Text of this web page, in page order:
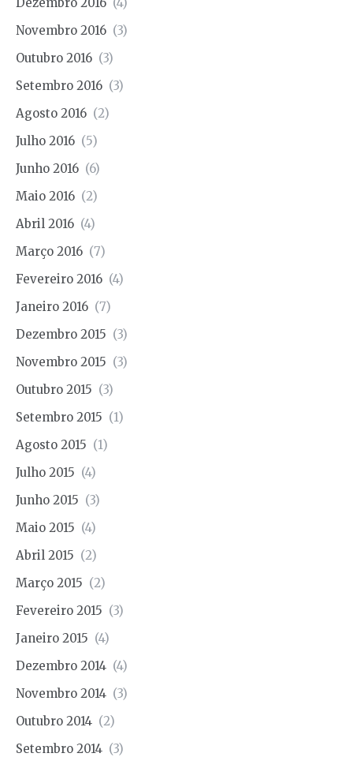
Novembro 2016 (3)
Outubro 2016 (3)
Setembro 2016 (3)
Agosto 2016 (2)
Julho 2016 (5)
Junho 2016 (6)
Maio 2016 (2)
Abril 2016 (4)
Março 2016 (7)
Fevereiro 2016 (4)
Janeiro 2016 (7)
Dezembro 2015 (3)
Novembro 2015 (3)
Outubro 2015 (3)
Setembro 2015 (1)
Agosto 2015 (1)
Julho 2015 (4)
Junho 2015 (3)
Maio 2015 (4)
Abril 2015 (2)
Março 2015 (2)
Fevereiro 2015 (3)
Janeiro 2015 (4)
Dezembro 2014 (4)
Novembro 2014 (3)
Outubro 2014 (2)
Setembro 2014 (3)